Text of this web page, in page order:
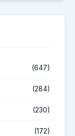
(647)
(284)
(230)
(172)